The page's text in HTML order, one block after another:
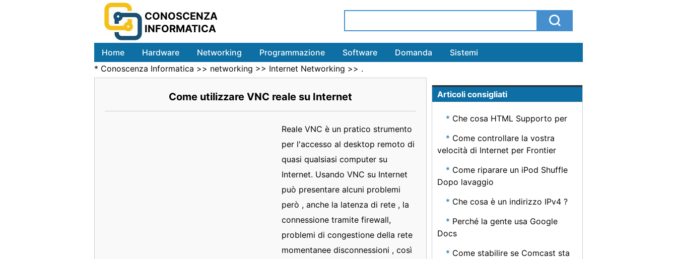
CONOSCENZA
INFORMATICA
Home Hardware Networking Programmazione Software Domanda
Sistemi
* Conoscenza Informatica >> networking >> Internet Networking >> .
Come utilizzare VNC reale su Internet
Reale VNC è un pratico strumento
per l'accesso al desktop remoto di
quasi qualsiasi computer su
Internet. Usando VNC su Internet
può presentare alcuni problemi
però , anche la latenza di rete , la
connessione tramite firewall,
problemi di congestione della rete
momentanee disconnessioni , così
Articoli consigliati
Che cosa HTML Supporto per
Come controllare la vostra
velocità di Internet per Frontier
Come riparare un iPod Shuffle
Dopo lavaggio
Che cosa è un indirizzo IPv4 ?
Perché la gente usa Google
Docs
Come stabilire se Comcast sta